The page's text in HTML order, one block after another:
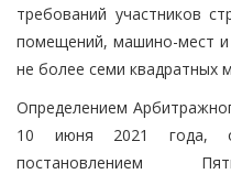
требований участников
помещений, машино-мест
не более семи квадратных
Определением
10 июня 2021 года,
постановлением